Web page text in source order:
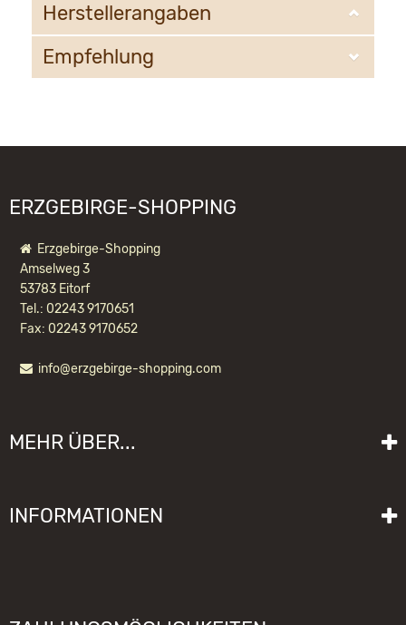
Herstellerangaben
Christian Ulbricht GmbH & Co. KG
Empfehlung
ERZGEBIRGE-SHOPPING
Erzgebirge-Shopping
Amselweg 3
53783 Eitorf
Tel.: 02243 9170651
Fax: 02243 9170652
info@erzgebirge-shopping.com
MEHR ÜBER...
Lieferzeit
INFORMATIONEN
Schwibbogen funktioniert nicht